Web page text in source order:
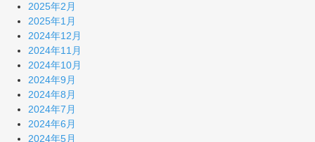
2025年2月
2025年1月
2024年12月
2024年11月
2024年10月
2024年9月
2024年8月
2024年7月
2024年6月
2024年5月